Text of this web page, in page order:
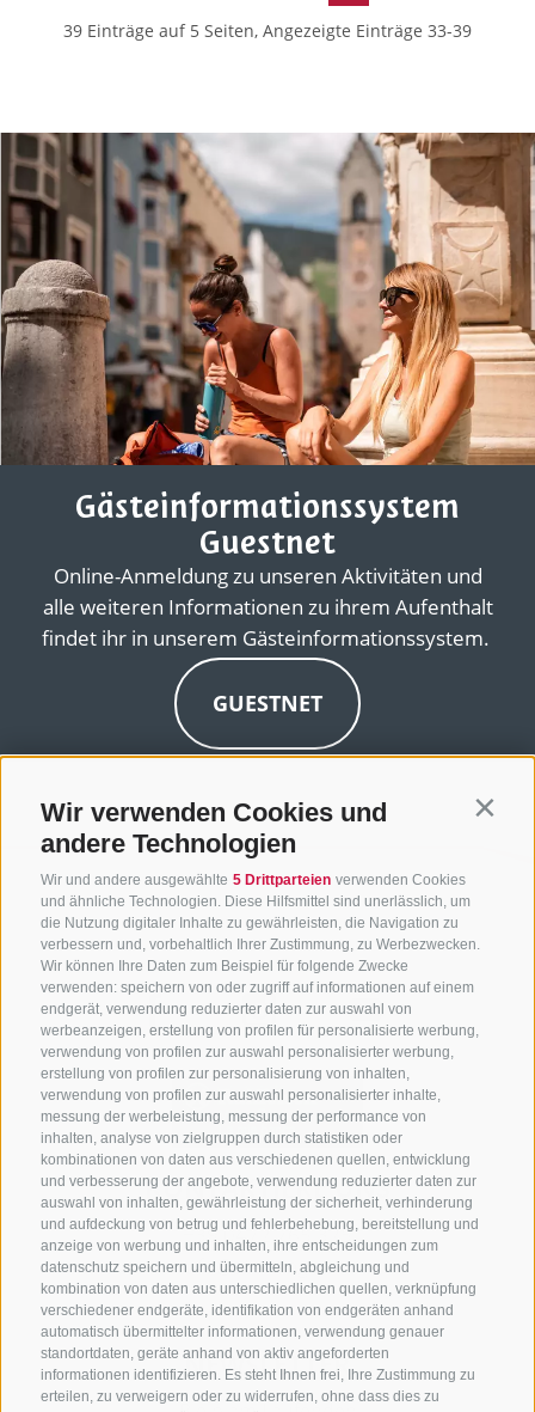
Wir verwenden Cookies und
andere Technologien
Wir und andere ausgewählte 5 Drittparteien verwenden Cookies
und ähnliche Technologien. Diese Hilfsmittel sind unerlässlich, um
die Nutzung digitaler Inhalte zu gewährleisten, die Navigation zu
verbessern und, vorbehaltlich Ihrer Zustimmung, zu Werbezwecken.
Wir können Ihre Daten zum Beispiel für folgende Zwecke
verwenden: speichern von oder zugriff auf informationen auf einem
endgerät, verwendung reduzierter daten zur auswahl von
werbeanzeigen, erstellung von profilen für personalisierte werbung,
verwendung von profilen zur auswahl personalisierter werbung,
erstellung von profilen zur personalisierung von inhalten,
verwendung von profilen zur auswahl personalisierter inhalte,
messung der werbeleistung, messung der performance von
inhalten, analyse von zielgruppen durch statistiken oder
kombinationen von daten aus verschiedenen quellen, entwicklung
und verbesserung der angebote, verwendung reduzierter daten zur
auswahl von inhalten, gewährleistung der sicherheit, verhinderung
und aufdeckung von betrug und fehlerbehebung, bereitstellung und
anzeige von werbung und inhalten, ihre entscheidungen zum
datenschutz speichern und übermitteln, abgleichung und
kombination von daten aus unterschiedlichen quellen, verknüpfung
verschiedener endgeräte, identifikation von endgeräten anhand
automatisch übermittelter informationen, verwendung genauer
standortdaten, geräte anhand von aktiv angeforderten
informationen identifizieren. Es steht Ihnen frei, Ihre Zustimmung zu
erteilen, zu verweigern oder zu widerrufen, ohne dass dies zu
39 Einträge auf 5 Seiten, Angezeigte Einträge 33-39
Gästeinformationssystem
Guestnet
Online-Anmeldung zu unseren Aktivitäten und
alle weiteren Informationen zu ihrem Aufenthalt
findet ihr in unserem Gästeinformationssystem.
GUESTNET
KONTAKTIERE UNS
+39 0472 765 325
info@sterzing.com
NEWSLETTER